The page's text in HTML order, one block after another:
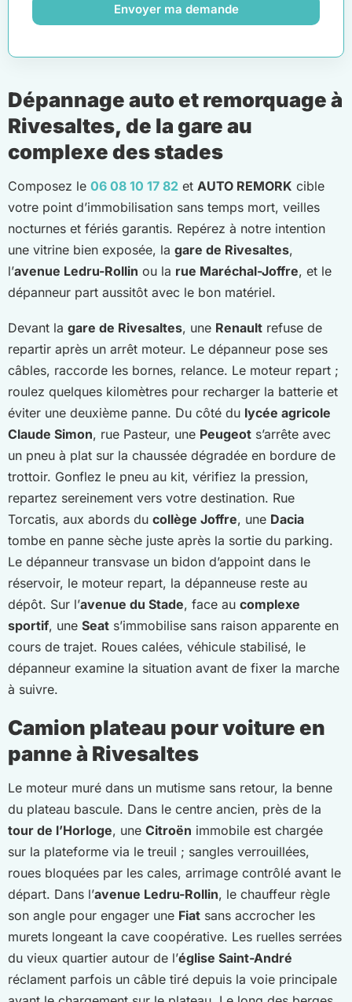
Envoyer ma demande
Dépannage auto et remorquage à
Rivesaltes, de la gare au
complexe des stades
Composez le 06 08 10 17 82 et AUTO REMORK cible
votre point d’immobilisation sans temps mort, veilles
nocturnes et fériés garantis. Repérez à notre intention
une vitrine bien exposée, la gare de Rivesaltes,
l’avenue Ledru-Rollin ou la rue Maréchal-Joffre, et le
dépanneur part aussitôt avec le bon matériel.
Devant la gare de Rivesaltes, une Renault refuse de
repartir après un arrêt moteur. Le dépanneur pose ses
câbles, raccorde les bornes, relance. Le moteur repart ;
roulez quelques kilomètres pour recharger la batterie et
éviter une deuxième panne. Du côté du lycée agricole
Claude Simon, rue Pasteur, une Peugeot s’arrête avec
un pneu à plat sur la chaussée dégradée en bordure de
trottoir. Gonflez le pneu au kit, vérifiez la pression,
repartez sereinement vers votre destination. Rue
Torcatis, aux abords du collège Joffre, une Dacia
tombe en panne sèche juste après la sortie du parking.
Le dépanneur transvase un bidon d’appoint dans le
réservoir, le moteur repart, la dépanneuse reste au
dépôt. Sur l’avenue du Stade, face au complexe
sportif, une Seat s’immobilise sans raison apparente en
cours de trajet. Roues calées, véhicule stabilisé, le
dépanneur examine la situation avant de fixer la marche
à suivre.
Camion plateau pour voiture en
panne à Rivesaltes
Le moteur muré dans un mutisme sans retour, la benne
du plateau bascule. Dans le centre ancien, près de la
tour de l’Horloge, une Citroën immobile est chargée
sur la plateforme via le treuil ; sangles verrouillées,
roues bloquées par les cales, arrimage contrôlé avant le
départ. Dans l’avenue Ledru-Rollin, le chauffeur règle
son angle pour engager une Fiat sans accrocher les
murets longeant la cave coopérative. Les ruelles serrées
du vieux quartier autour de l’église Saint-André
réclament parfois un câble tiré depuis la voie principale